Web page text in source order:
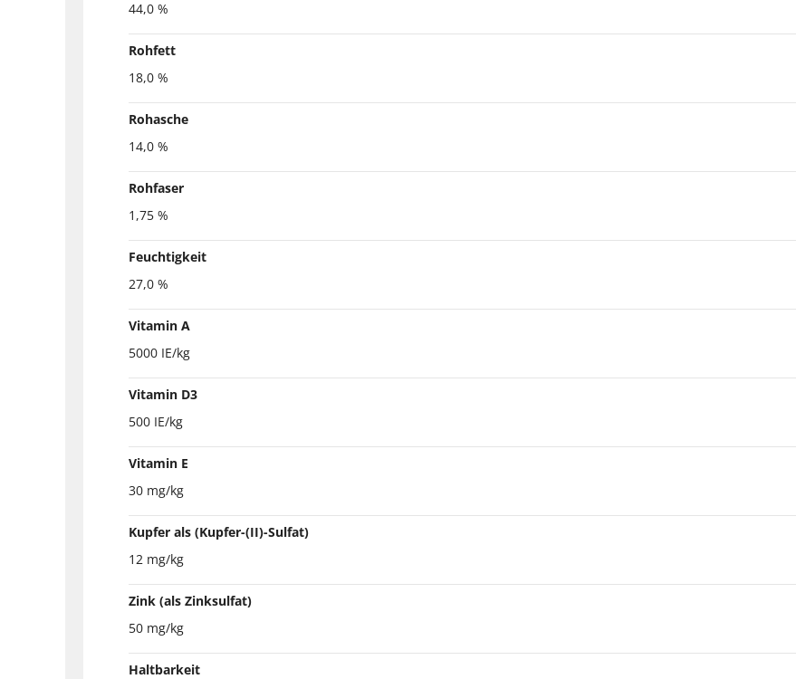
44,0 %
Rohfett
18,0 %
Rohasche
14,0 %
Rohfaser
1,75 %
Feuchtigkeit
27,0 %
Vitamin A
5000 IE/kg
Vitamin D3
500 IE/kg
Vitamin E
30 mg/kg
Kupfer als (Kupfer-(II)-Sulfat)
12 mg/kg
Zink (als Zinksulfat)
50 mg/kg
Haltbarkeit